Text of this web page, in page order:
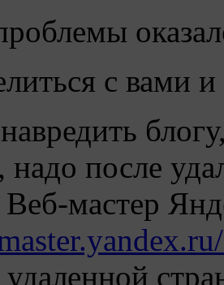
с вами
надо после
мастер